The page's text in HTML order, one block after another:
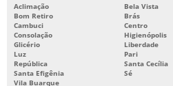
IMPRESSORA DE ETIQUETAS DE CÓDIGO
IMPRESSORA DE CÓDIGO DE BARRAS
IMPRESSORA DE CÓDIGO DE BARRAS
Aclimação
Bela Vista
Bom Retiro
Brás
Cambuci
Centro
Consolação
Higienópolis
Glicério
Liberdade
Luz
Pari
República
Santa Cecília
Santa Efigênia
Sé
Vila Buarque